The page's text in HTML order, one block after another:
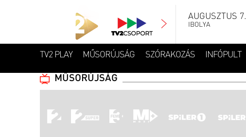
AUGUSZTUS 7.
IBOLYA
TV2 PLAY MŰSORÚJSÁG SZÓRAKOZÁS INFÓPULT
MŰSORÚJSÁG